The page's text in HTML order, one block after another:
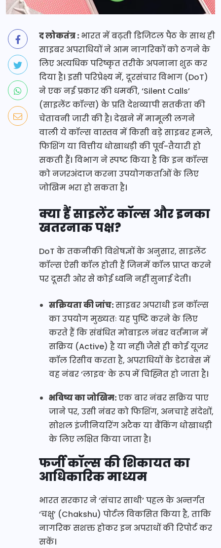
द लोकतंत्र :भारत में बढ़ती डिजिटल पैठ के साथ ही
साइबर अपराधियों ने आम नागरिकों को ठगने के
लिए अत्यधिक परिष्कृत तरीके अपनाना शुरू कर
दिया है। इसी परिप्रेक्ष्य में, दूरसंचार विभाग (DoT)
ने एक नई प्रकार की धमकी, ‘Silent Calls’
(साइलेंट कॉल्स) के प्रति देशव्यापी सतर्कता की
चेतावनी जारी की है। देखने में मामूली लगने
वाली ये कॉल्स वास्तव में किसी बड़े साइबर हमले,
फिशिंग या वित्तीय धोखाधड़ी की पूर्व-तैयारी हो
सकती हैं। विभाग ने स्पष्ट किया है कि इन कॉल्स
को नजरअंदाज करना उपयोगकर्ताओं के लिए
जोखिम भरा हो सकता है।
क्या हैं साइलेंट कॉल्स और इनका
खतरनाक पक्ष?
DoT के तकनीकी विशेषज्ञों के अनुसार, साइलेंट
कॉल्स ऐसी कॉल होती हैं जिनमें कॉल प्राप्त करने
पर दूसरी ओर से कोई ध्वनि नहीं सुनाई देती।
सक्रियता की जांच:साइबर अपराधी इन कॉल्स
का उपयोग मुख्यतः यह पुष्टि करने के लिए
करते हैं कि संबंधित मोबाइल नंबर वर्तमान में
सक्रिय (Active) है या नहीं। जैसे ही कोई यूजर
कॉल रिसीव करता है, अपराधियों के डेटाबेस में
वह नंबर ‘लाइव’ के रूप में चिह्नित हो जाता है।
भविष्य का जोखिम:एक बार नंबर सक्रिय पाए
जाने पर, उसी नंबर को फिशिंग, अनचाहे संदेशों,
सोशल इंजीनियरिंग अटैक या बैंकिंग धोखाधड़ी
के लिए लक्षित किया जाता है।
फर्जी कॉल्स की शिकायत का
आधिकारिक माध्यम
भारत सरकार ने ‘संचार साथी’ पहल के अन्तर्गत
‘चक्षु’ (Chakshu) पोर्टल विकसित किया है, ताकि
नागरिक सशक्त होकर इन अपराधों की रिपोर्ट कर
सकें।